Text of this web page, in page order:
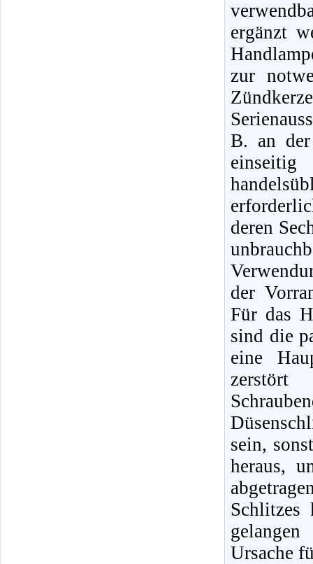
ergänzt
zur
B. an
deren
der
Für das
sind die
eine
sein,
heraus,
Schlitzes
Ursache